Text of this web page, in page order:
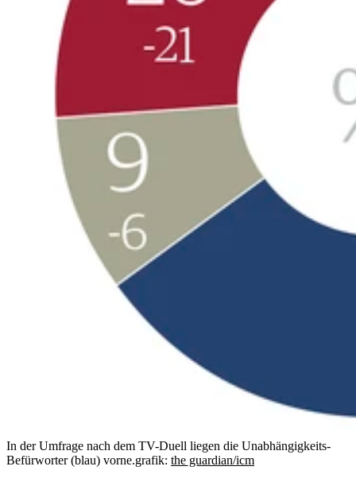
In der Umfrage nach dem TV-Duell liegen die Unabhängigkeits-
Befürworter (blau) vorne.grafik: the guardian/icm